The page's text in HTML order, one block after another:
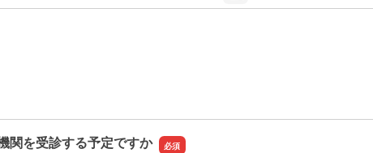
どのような情報を探していましたか
関を受診する予定ですか